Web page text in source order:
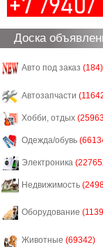
Доска
Авто под заказ (184)
Автозапчасти
Хобби, отдых
Одежда/обувь
Электроника
Недвижимость
Оборудование
Животные (69342)